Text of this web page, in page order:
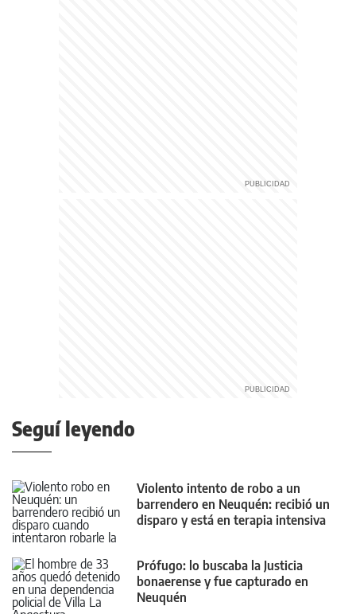
Seguí leyendo
Violento intento de robo a un
barrendero en Neuquén: recibió un
disparo y está en terapia intensiva
Prófugo: lo buscaba la Justicia
bonaerense y fue capturado en
Neuquén